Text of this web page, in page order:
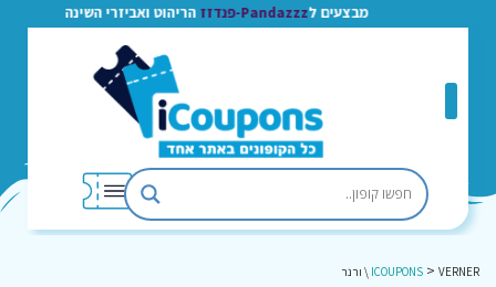
מבצעים לPandazzz-פנדזז הריהוט ואביזרי השינה
ICOUPONS > VERNER \ ורנר